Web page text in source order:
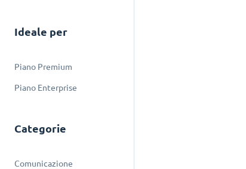
Ideale per
Piano Premium
Piano Enterprise
Categorie
Comunicazione